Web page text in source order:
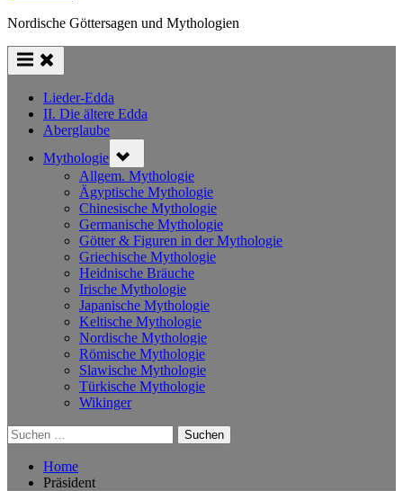
Nordische Göttersagen und Mythologien
Lieder-Edda
II. Die ältere Edda
Aberglaube
Mythologie sub-
menu
Allgem. Mythologie
Ägyptische Mythologie
Chinesische Mythologie
Germanische Mythologie
Götter & Figuren in der Mythologie
Griechische Mythologie
Heidnische Bräuche
Irische Mythologie
Japanische Mythologie
Keltische Mythologie
Nordische Mythologie
Römische Mythologie
Slawische Mythologie
Türkische Mythologie
Wikinger
Suchen
nach:
Home
Präsident